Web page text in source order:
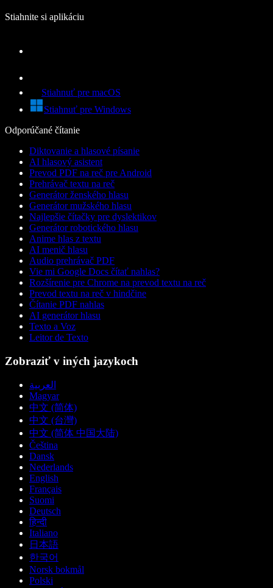
Stiahnite si aplikáciu
Stiahnuť pre macOS
Stiahnuť pre Windows
Odporúčané čítanie
Diktovanie a hlasové písanie
AI hlasový asistent
Prevod PDF na reč pre Android
Prehrávač textu na reč
Generátor ženského hlasu
Generátor mužského hlasu
Najlepšie čítačky pre dyslektikov
Generátor robotického hlasu
Anime hlas z textu
AI menič hlasu
Audio prehrávač PDF
Vie mi Google Docs čítať nahlas?
Rozšírenie pre Chrome na prevod textu na reč
Prevod textu na reč v hindčine
Čítanie PDF nahlas
AI generátor hlasu
Texto a Voz
Leitor de Texto
Zobraziť v iných jazykoch
العربية
Magyar
中文 (简体)
中文 (台灣)
中文 (简体 中国大陆)
Čeština
Dansk
Nederlands
English
Français
Suomi
Deutsch
हिन्दी
Italiano
日本語
한국어
Norsk bokmål
Polski